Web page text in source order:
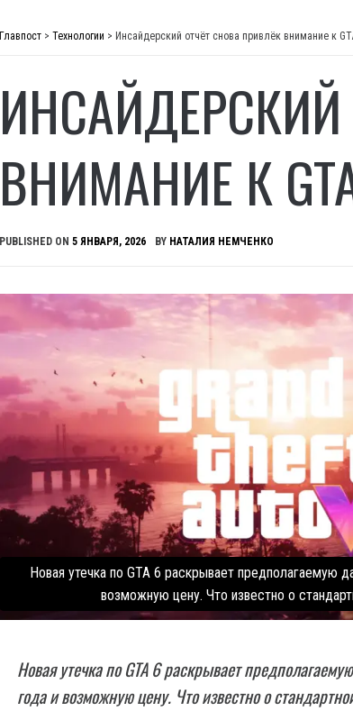
Главпост > Технологии > Инсайдерский отчёт снова привлёк внимание к
ВНИМАНИЕ К
PUBLISHED ON 5 ЯНВАРЯ, 2026 BY НАТАЛИЯ НЕМЧЕНКО
Новая утечка по GTA 6 раскрывает предполагаемую
возможную цену. Что известно о
Новая утечка по GTA 6 раскрывает
года и возможную цену. Что известно о